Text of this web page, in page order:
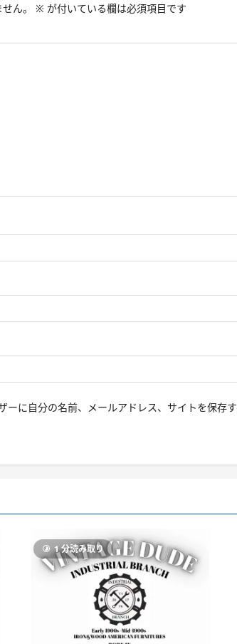
ん。 ※ が付いている欄は必須項目です
に自分の名前、メールアドレス、サイトを保存す
1 分読み取り